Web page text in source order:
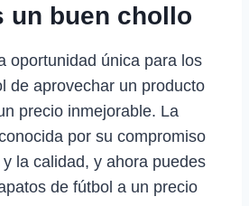
un buen chollo
oportunidad única para los
de aprovechar un producto
precio inmejorable. La
por su compromiso
la calidad, y ahora puedes
de fútbol a un precio